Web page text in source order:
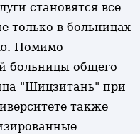
становятся все
только в больницах
Помимо
больницы общего
"Шицзитань" при
также